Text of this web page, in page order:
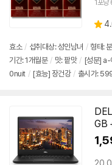
1포
별
점
효소 / 섭취대상: 성인남녀 / 형태:
기간: 1개월분 / 맛: 팥맛 / [성분]
0nuit / [효능] 장건강 / 출시가:
GB